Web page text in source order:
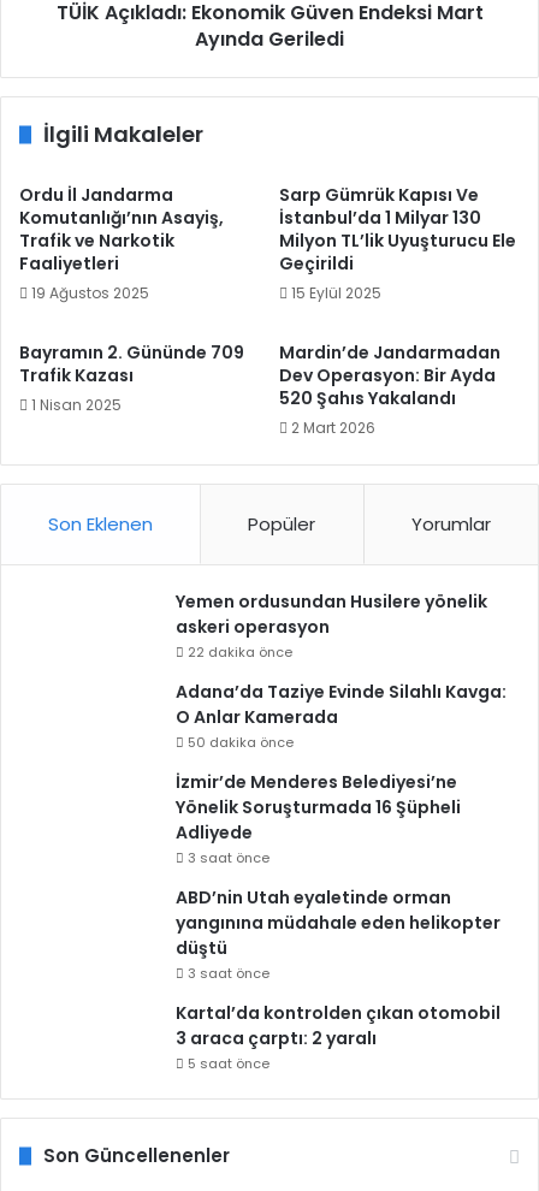
TÜİK Açıkladı: Ekonomik Güven Endeksi Mart
Ayında Geriledi
İlgili Makaleler
Ordu İl Jandarma
Komutanlığı’nın Asayiş,
Trafik ve Narkotik
Faaliyetleri
19 Ağustos 2025
Sarp Gümrük Kapısı Ve
İstanbul’da 1 Milyar 130
Milyon TL’lik Uyuşturucu Ele
Geçirildi
15 Eylül 2025
Bayramın 2. Gününde 709
Trafik Kazası
1 Nisan 2025
Mardin’de Jandarmadan
Dev Operasyon: Bir Ayda
520 Şahıs Yakalandı
2 Mart 2026
Son Eklenen Popüler Yorumlar
Yemen ordusundan Husilere yönelik
askeri operasyon
22 dakika önce
Adana’da Taziye Evinde Silahlı Kavga:
O Anlar Kamerada
50 dakika önce
İzmir’de Menderes Belediyesi’ne
Yönelik Soruşturmada 16 Şüpheli
Adliyede
3 saat önce
ABD’nin Utah eyaletinde orman
yangınına müdahale eden helikopter
düştü
3 saat önce
Kartal’da kontrolden çıkan otomobil
3 araca çarptı: 2 yaralı
5 saat önce
Son Güncellenenler